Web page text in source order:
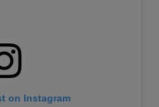
on Instagram